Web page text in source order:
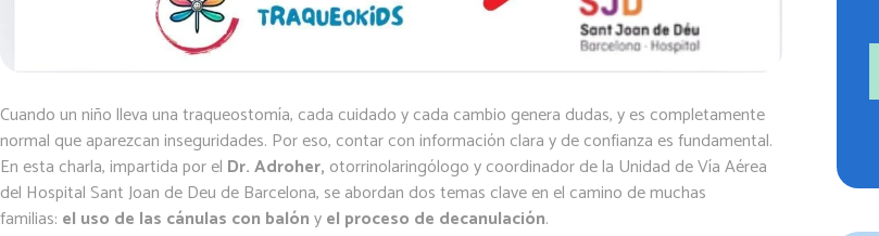
Cuando un niño lleva una traqueostomía, cada cuidado y cada cambio genera dudas, y es completamente
normal que aparezcan inseguridades. Por eso, contar con información clara y de confianza es fundamental.
En esta charla, impartida por el Dr. Adroher, otorrinolaringólogo y coordinador de la Unidad de Vía Aérea
del Hospital Sant Joan de Deu de Barcelona, se abordan dos temas clave en el camino de muchas
familias: el uso de las cánulas con balónyel proceso de decanulación.